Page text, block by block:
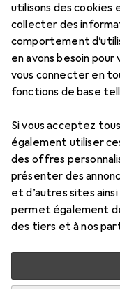
utilisons des cookies
collecter des
comportement
en avons besoin
vous connecter en
fonctions de base
Si vous acceptez
également utiliser
des offres
présenter des
et d’autres sites
permet également
des tiers et à nos
StarTech
0.50 m, USB 3.2 Gen 1
EUR
16,48
59
Évaluations
Livré entre ven,
M'informer si le